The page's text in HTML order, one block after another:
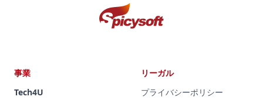
事業
Tech4U
リーガル
プライバシーポリシー